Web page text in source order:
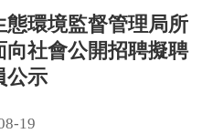
環境監督管理局所
向社會公開招聘擬聘
公示
19